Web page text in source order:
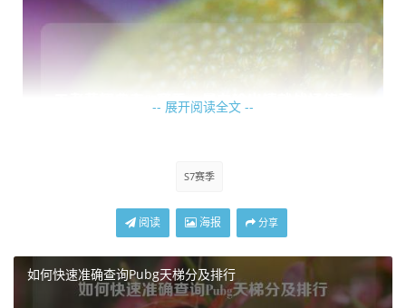
为上单抗压，利用被动的攻击力叠加和一技能的强化普攻，
在对线期就给敌方上单造成巨大压力，即使面对敌方多人的
-- 展开阅读全文 --
S7赛季
阅读 海报 分享
如何快速准确查询Pubg天梯分及排行